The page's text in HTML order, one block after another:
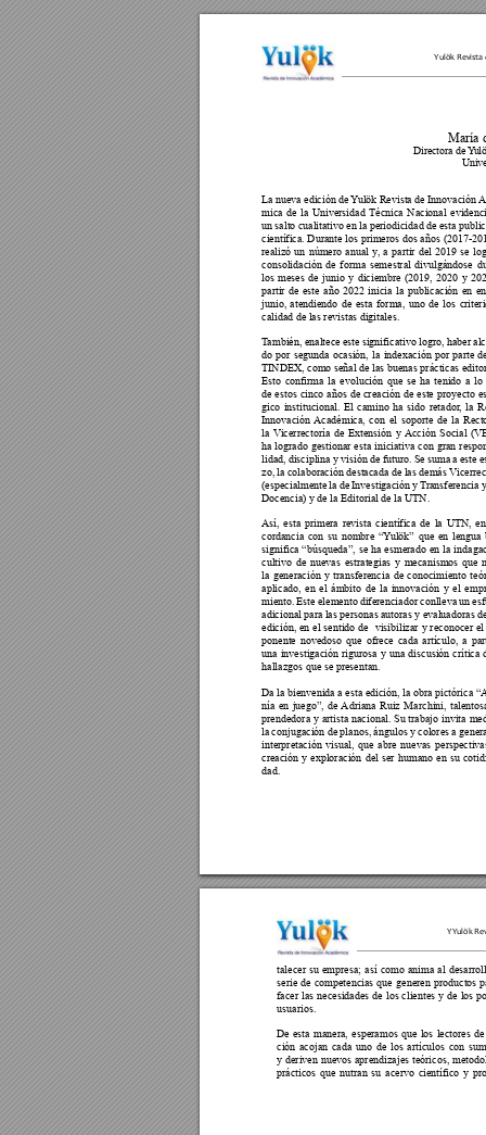
Yulök Revista
La nueva edición de Yulök Revista de Innovación
mica de la Universidad Técnica Nacional
un salto cualitativo en la periodicidad de esta
científica. Durante los primeros dos años (2017-
realizó un número anual y, a partir del 2019 se
consolidación de forma semestral divulgándose
los meses de junio y diciembre (2019, 2020 y
partir de este año 2022 inicia la publicación en
junio, atendiendo de esta forma, uno de los
calidad de las revistas digitales.
También, enaltece este significativo logro, haber
do por segunda ocasión, la indexación por parte
TINDEX, como señal de las buenas prácticas
Esto confirma la evolución que se ha tenido a
de estos cinco años de creación de este proyecto
gico institucional. El camino ha sido retador, la
Innovación Académica, con el soporte de la
la Vicerrectoría de Extensión y Acción Social
ha logrado gestionar esta iniciativa con gran
lidad, disciplina y visión de futuro. Se suma a este
zo, la colaboración destacada de las demás V
(especialmente la de Investigación y Transferencia
Docencia) y de la Editorial de la UTN.
Así, esta primera revista científica de la UTN,
cordancia con su nombre “Yulök” que en
significa “búsqueda”, se ha esmerado en la
cultivo de nuevas estrategias y mecanismos que
la generación y transferencia de conocimiento
aplicado, en el ámbito de la innovación y el
miento. Este elemento diferenciador conlleva un
adicional para las personas autoras y evaluadoras
edición, en el sentido de  visibilizar y reconocer el
ponente novedoso que ofrece cada artículo, a
una investigación rigurosa y una discusión crítica
hallazgos que se presentan.
Da la bienvenida a esta edición, la obra pictórica
nía en juego”, de Adriana Ruiz Marchini,
prendedora y artista nacional. Su trabajo invita
la conjugación de planos, ángulos y colores a
interpretación visual, que abre nuevas
creación y exploración del ser humano en su
dad.
María
Directora de Y
YYulök
talecer su empresa; así como anima al
serie de competencias que generen productos
facer las necesidades de los clientes y de los
usuarios.
De esta manera, esperamos que los lectores
ción acojan cada uno de los artículos con
y deriven nuevos aprendizajes teóricos,
prácticos que nutran su acervo científico y